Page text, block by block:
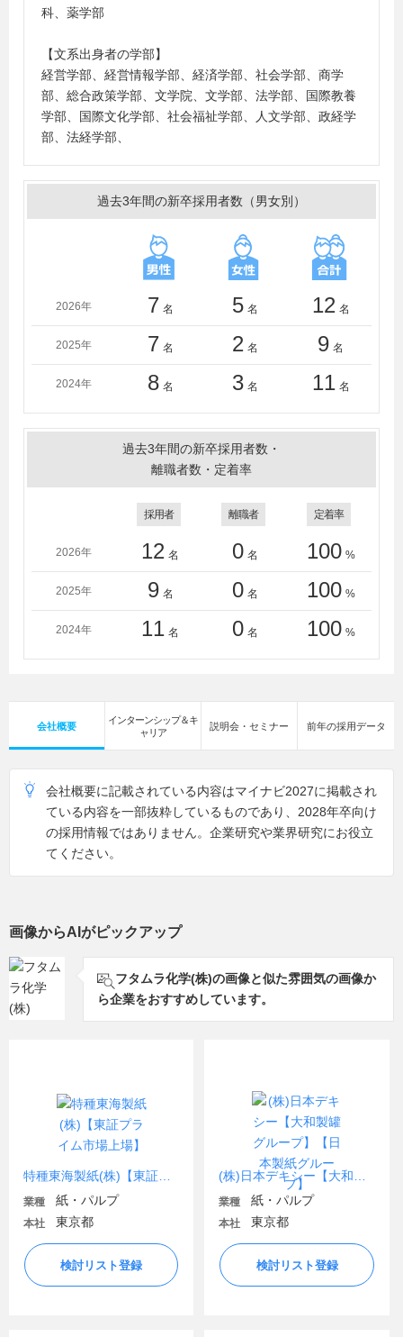
科、薬学部
【文系出身者の学部】
経営学部、経営情報学部、経済学部、社会学部、商学
部、総合政策学部、文学院、文学部、法学部、国際教養
学部、国際文化学部、社会福祉学部、人文学部、政経学
部、法経学部、
過去3年間の新卒採用者数（男女別）
2026年 7 名 5 名 12 名
2025年 7 名 2 名 9 名
2024年 8 名 3 名 11 名
過去3年間の新卒採用者数・
離職者数・定着率
採用者 離職者 定着率
2026年 12 名 0 名 100 %
2025年 9 名 0 名 100 %
2024年 11 名 0 名 100 %
会社概要
インターンシップ＆キ
ャリア
説明会・セミナー 前年の採用データ
会社概要に記載されている内容はマイナビ2027に掲載され
ている内容を一部抜粋しているものであり、2028年卒向け
の採用情報ではありません。企業研究や業界研究にお役立
てください。
画像からAIがピックアップ
フタムラ化学(株)の画像と似た雰囲気の画像か
ら企業をおすすめしています。
業種 紙・パルプ
本社 東京都
検討リスト登録
業種 紙・パルプ
本社 東京都
検討リスト登録